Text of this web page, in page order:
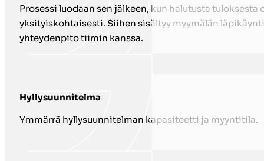
Prosessi luodaan sen jälkeen, kun halutusta tuloksesta
yksityiskohtaisesti. Siihen sisältyy myymälän
yhteydenpito tiimin kanssa.
Hyllysuunnitelma
Ymmärrä hyllysuunnitelman kapasiteetti ja myyntitila.